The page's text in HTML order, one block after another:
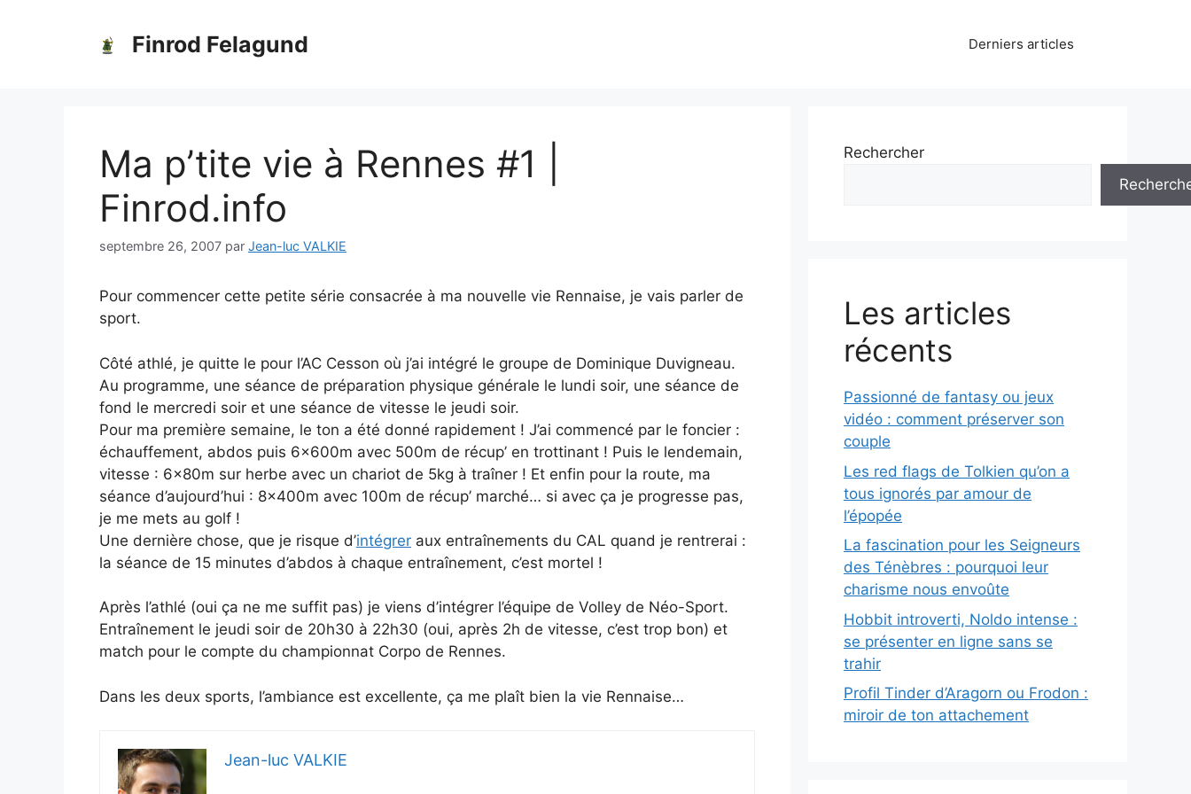
Finrod Felagund Derniers articles
Ma p’tite vie à Rennes #1 |
Finrod.info
septembre 26, 2007 par Jean-luc VALKIE
Pour commencer cette petite série consacrée à ma nouvelle vie Rennaise, je vais parler de
sport.
Côté athlé, je quitte le pour l’AC Cesson où j’ai intégré le groupe de Dominique Duvigneau.
Au programme, une séance de préparation physique générale le lundi soir, une séance de
fond le mercredi soir et une séance de vitesse le jeudi soir.
Pour ma première semaine, le ton a été donné rapidement ! J’ai commencé par le foncier :
échauffement, abdos puis 6x600m avec 500m de récup’ en trottinant ! Puis le lendemain,
vitesse : 6x80m sur herbe avec un chariot de 5kg à traîner ! Et enfin pour la route, ma
séance d’aujourd’hui : 8x400m avec 100m de récup’ marché… si avec ça je progresse pas,
je me mets au golf !
Une dernière chose, que je risque d’intégrer aux entraînements du CAL quand je rentrerai :
la séance de 15 minutes d’abdos à chaque entraînement, c’est mortel !
Après l’athlé (oui ça ne me suffit pas) je viens d’intégrer l’équipe de Volley de Néo-Sport.
Entraînement le jeudi soir de 20h30 à 22h30 (oui, après 2h de vitesse, c’est trop bon) et
match pour le compte du championnat Corpo de Rennes.
Dans les deux sports, l’ambiance est excellente, ça me plaît bien la vie Rennaise…
Jean-luc VALKIE
Rechercher
Les articles
récents
Passionné de fantasy ou jeux
vidéo : comment préserver son
couple
Les red flags de Tolkien qu’on a
tous ignorés par amour de
l’épopée
La fascination pour les Seigneurs
des Ténèbres : pourquoi leur
charisme nous envoûte
Hobbit introverti, Noldo intense :
se présenter en ligne sans se
trahir
Profil Tinder d’Aragorn ou Frodon :
miroir de ton attachement